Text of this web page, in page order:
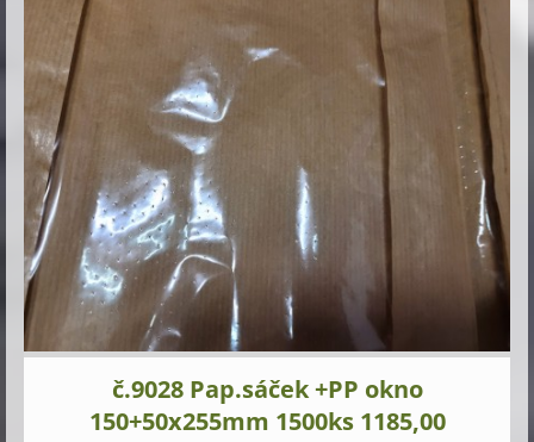
č.9028 Pap.sáček +PP okno
150+50x255mm 1500ks 1185,00